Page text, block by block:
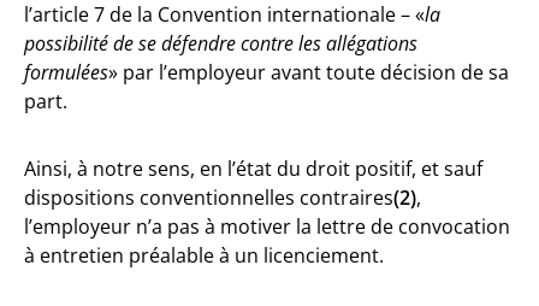
l’article 7 de la Convention internationale – «la
possibilité de se défendre contre les allégations
formulées» par l’employeur avant toute décision de sa
part.
Ainsi, à notre sens, en l’état du droit positif, et sauf
dispositions conventionnelles contraires(2),
l’employeur n’a pas à motiver la lettre de convocation
à entretien préalable à un licenciement.